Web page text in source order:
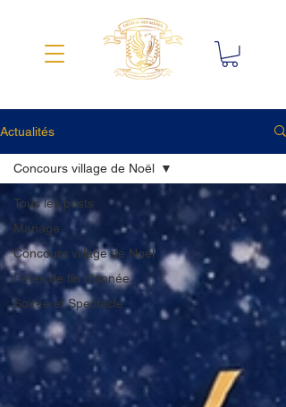
Actualités
Tous les posts
Mariage
Concours village de Noël
Fêtes de fin d'année
Soirée et Spectacle
Concours village de Noël